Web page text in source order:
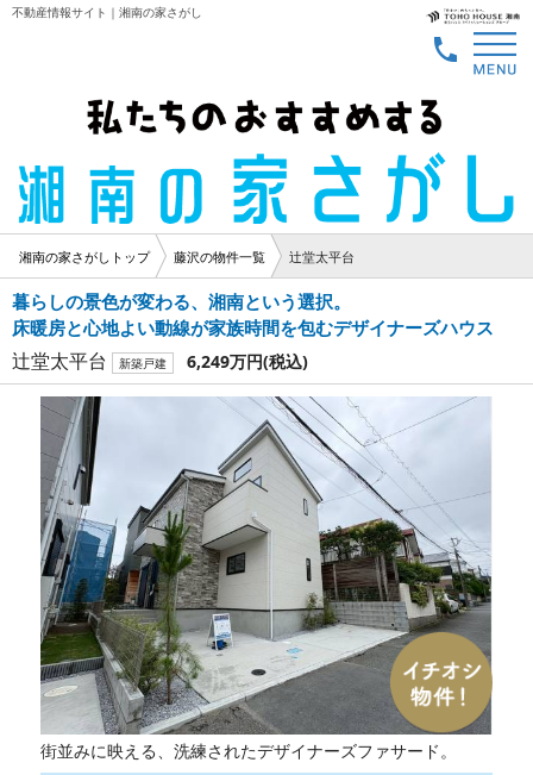
不動産情報サイト｜湘南の家さがし
湘南の家さがしトップ 藤沢の物件一覧 辻堂太平台
暮らしの景色が変わる、湘南という選択。
床暖房と心地よい動線が家族時間を包むデザイナーズハウス
辻堂太平台 新築戸建 6,249万円(税込)
街並みに映える、洗練されたデザイナーズファサード。